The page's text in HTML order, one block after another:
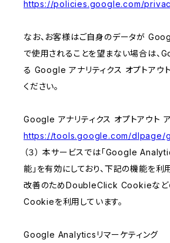
https://policies.google.com/
なお、お客様はご自身のデータが
で使用されることを望まない場合は、
る Google アナリティクス オプトアウ
ください。
Google アナリティクス オプトアウト ア
https://tools.google.com/dlpage/
（３） 本サービスでは「Google
能」を有効にしており、下記の機能を利
改善のためDoubleClick Cookieなど
Cookieを利用しています。
Google Analyticsリマーケティング